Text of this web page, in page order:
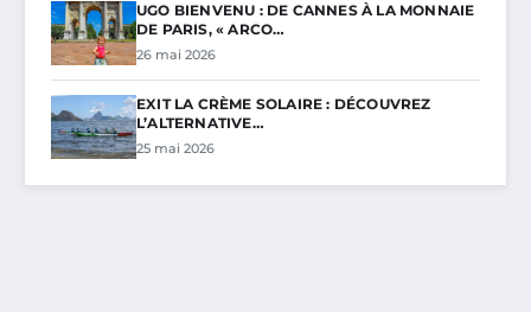
UGO BIENVENU : DE CANNES À LA MONNAIE
DE PARIS, « ARCO…
26 mai 2026
EXIT LA CRÈME SOLAIRE : DÉCOUVREZ
L’ALTERNATIVE…
25 mai 2026